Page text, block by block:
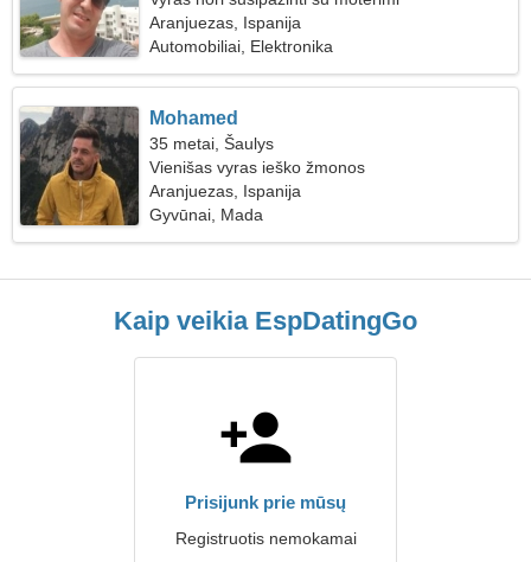
Aranjuezas, Ispanija
Automobiliai, Elektronika
Mohamed
35 metai, Šaulys
Vienišas vyras ieško žmonos
Aranjuezas, Ispanija
Gyvūnai, Mada
Kaip veikia EspDatingGo
Prisijunk prie mūsų
Registruotis nemokamai